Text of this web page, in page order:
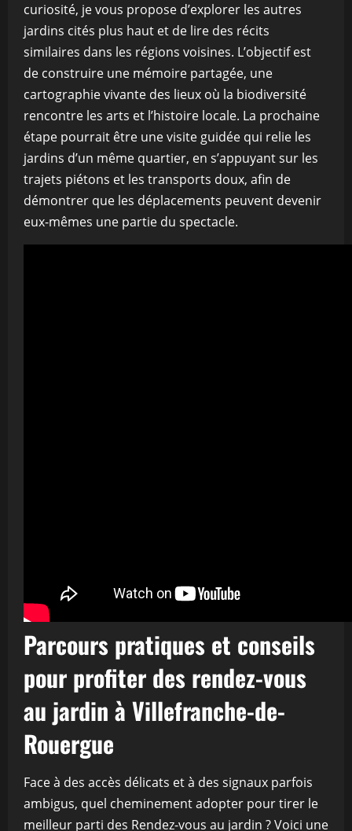
curiosité, je vous propose d’explorer les autres
jardins cités plus haut et de lire des récits
similaires dans les régions voisines. L’objectif est
de construire une mémoire partagée, une
cartographie vivante des lieux où la biodiversité
rencontre les arts et l’histoire locale. La prochaine
étape pourrait être une visite guidée qui relie les
jardins d’un même quartier, en s’appuyant sur les
trajets piétons et les transports doux, afin de
démontrer que les déplacements peuvent devenir
eux-mêmes une partie du spectacle.
Parcours pratiques et conseils
pour profiter des rendez-vous
au jardin à Villefranche-de-
Rouergue
Face à des accès délicats et à des signaux parfois
ambigus, quel cheminement adopter pour tirer le
meilleur parti des Rendez-vous au jardin ? Voici une